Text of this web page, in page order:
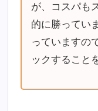
が、コスパも
的に勝ってい
っていますの
ックすること